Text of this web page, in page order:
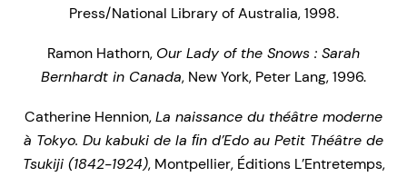
Press/National Library of Australia, 1998.
Ramon Hathorn, Our Lady of the Snows : Sarah
Bernhardt in Canada, New York, Peter Lang, 1996.
Catherine Hennion,La naissance du théâtre moderne
à Tokyo. Du kabuki de la ﬁn d’Edo au Petit Théâtre de
Tsukiji (1842-1924), Montpellier, Éditions L’Entretemps,